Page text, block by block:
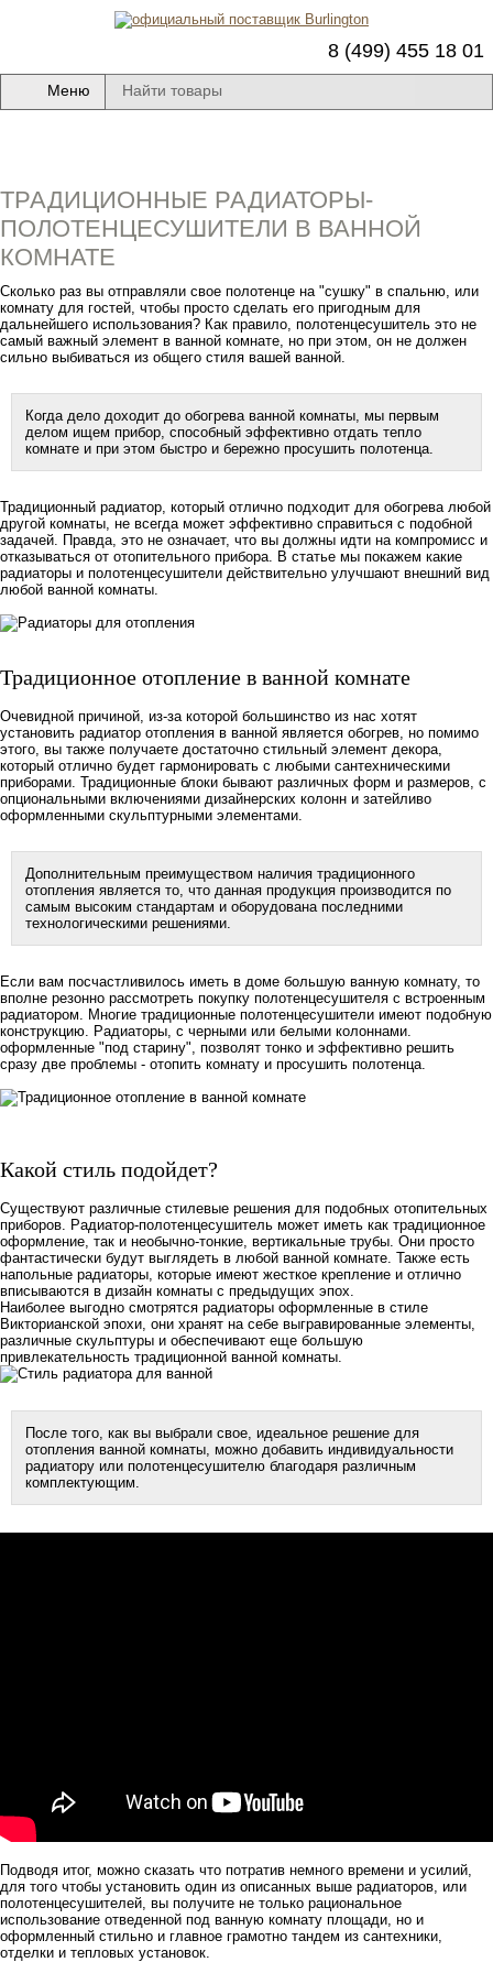
8 (499) 455 18 01
Меню
ТРАДИЦИОННЫЕ РАДИАТОРЫ-
ПОЛОТЕНЦЕСУШИТЕЛИ В ВАННОЙ
КОМНАТЕ
Сколько раз вы отправляли свое полотенце на "сушку" в спальню, или
комнату для гостей, чтобы просто сделать его пригодным для
дальнейшего использования? Как правило, полотенцесушитель это не
самый важный элемент в ванной комнате, но при этом, он не должен
сильно выбиваться из общего стиля вашей ванной.
Когда дело доходит до обогрева ванной комнаты, мы первым
делом ищем прибор, способный эффективно отдать тепло
комнате и при этом быстро и бережно просушить полотенца.
Традиционный радиатор, который отлично подходит для обогрева любой
другой комнаты, не всегда может эффективно справиться с подобной
задачей. Правда, это не означает, что вы должны идти на компромисс и
отказываться от отопительного прибора. В статье мы покажем какие
радиаторы и полотенцесушители действительно улучшают внешний вид
любой ванной комнаты.
Традиционное отопление в ванной комнате
Очевидной причиной, из-за которой большинство из нас хотят
установить радиатор отопления в ванной является обогрев, но помимо
этого, вы также получаете достаточно стильный элемент декора,
который отлично будет гармонировать с любыми сантехническими
приборами. Традиционные блоки бывают различных форм и размеров, с
опциональными включениями дизайнерских колонн и затейливо
оформленными скульптурными элементами.
Дополнительным преимуществом наличия традиционного
отопления является то, что данная продукция производится по
самым высоким стандартам и оборудована последними
технологическими решениями.
Если вам посчастливилось иметь в доме большую ванную комнату, то
вполне резонно рассмотреть покупку полотенцесушителя с встроенным
радиатором. Многие традиционные полотенцесушители имеют подобную
конструкцию. Радиаторы, с черными или белыми колоннами.
оформленные "под старину", позволят тонко и эффективно решить
сразу две проблемы - отопить комнату и просушить полотенца.
Какой стиль подойдет?
Существуют различные стилевые решения для подобных отопительных
приборов. Радиатор-полотенцесушитель может иметь как традиционное
оформление, так и необычно-тонкие, вертикальные трубы. Они просто
фантастически будут выглядеть в любой ванной комнате. Также есть
напольные радиаторы, которые имеют жесткое крепление и отлично
вписываются в дизайн комнаты с предыдущих эпох.
Наиболее выгодно смотрятся радиаторы оформленные в стиле
Викторианской эпохи, они хранят на себе выгравированные элементы,
различные скульптуры и обеспечивают еще большую
привлекательность традиционной ванной комнаты.
После того, как вы выбрали свое, идеальное решение для
отопления ванной комнаты, можно добавить индивидуальности
радиатору или полотенцесушителю благодаря различным
комплектующим.
Подводя итог, можно сказать что потратив немного времени и усилий,
для того чтобы установить один из описанных выше радиаторов, или
полотенцесушителей, вы получите не только рациональное
использование отведенной под ванную комнату площади, но и
оформленный стильно и главное грамотно тандем из сантехники,
отделки и тепловых установок.